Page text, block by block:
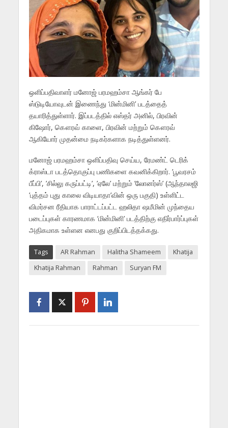
ஒளிப்பதிவாளர் மனோஜ் பரமஹம்சா ஆங்கர் பே
ஸ்டுடியோவுடன் இணைந்து ‘மின்மினி’ படத்தைத்
தயாரித்துள்ளார். இப்படத்தில் எஸ்தர் அனில், பிரவின்
கிஷோர், கௌரவ் காளை, பிரவின் மற்றும் கௌரவ்
ஆகியோர் முதன்மை நடிகர்களாக நடித்துள்ளனர்.
மனோஜ் பரமஹம்சா ஒளிப்பதிவு செய்ய, ரேமண்ட் டெரிக்
க்ராஸ்டா படத்தொகுப்பு பணிகளை கவனிக்கிறார். ’பூவரசம்
பீப்பி’, ’சில்லு கருப்பட்டி’, ’ஏலே’ மற்றும் ’லோனர்ஸ்’ (ஆந்தாலஜி
’புத்தம் புது காலை விடியாதா’வின் ஒரு பகுதி) உள்ளிட்ட
விமர்சன ரீதியாக பாராட்டப்பட்ட ஹலிதா ஷமீமின் முந்தைய
படைப்புகள் காரணமாக ‘மின்மினி’ படத்திற்கு எதிர்பார்ப்புகள்
அதிகமாக உள்ளன எனபது குறிப்பிடத்தக்கது.
Tags AR Rahman Halitha Shameem
Khatija
Khatija Rahman
Rahman Suryan FM